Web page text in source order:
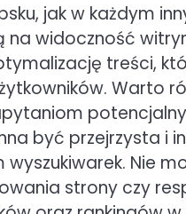
jak w każdym
widoczność
treści,
Warto
być przejrzysta i
Nie
strony czy